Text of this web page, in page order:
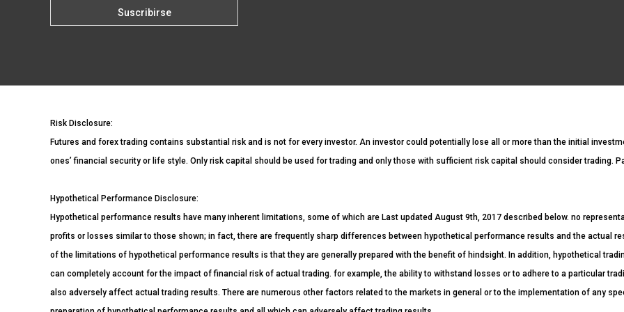
Risk Disclosure:
Futures and forex trading contains substantial risk and is not for every investor. An investor could potentially lose all or more than the initial
ones’ financial security or life style. Only risk capital should be used for trading and only those with sufficient risk capital should consider trading.
Hypothetical Performance Disclosure:
Hypothetical performance results have many inherent limitations, some of which are Last updated August 9th, 2017 described below. no
profits or losses similar to those shown; in fact, there are frequently sharp differences between hypothetical performance results and the actual
of the limitations of hypothetical performance results is that they are generally prepared with the benefit of hindsight. In addition, hypothetical
can completely account for the impact of financial risk of actual trading. for example, the ability to withstand losses or to adhere to a particular
also adversely affect actual trading results. There are numerous other factors related to the markets in general or to the implementation of any